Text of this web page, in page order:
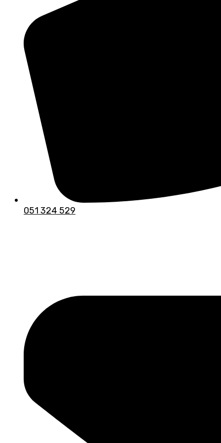
051 324 529